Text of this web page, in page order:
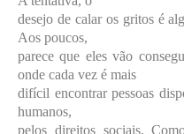
desejo de calar os gritos é
Aos poucos,
parece que eles vão
onde cada vez é mais
difícil encontrar pessoas
humanos,
pelos direitos sociais.